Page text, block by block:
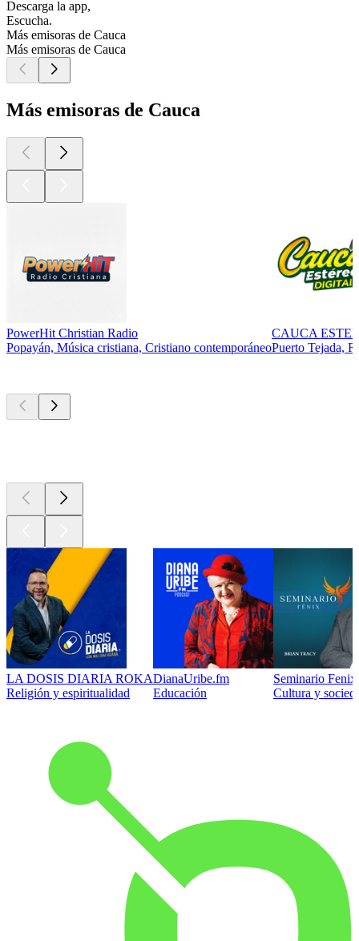
Descarga la app,
Escucha.
Más emisoras de Cauca
Más emisoras de Cauca
Más emisoras de Cauca
PowerHit Christian Radio
Popayán, Música cristiana, Cristiano contemporáneo
CAUCA
Puerto Tejada,
LA DOSIS DIARIA ROKA
Religión y espiritualidad
DianaUribe.fm
Educación
Seminario
Cultura y